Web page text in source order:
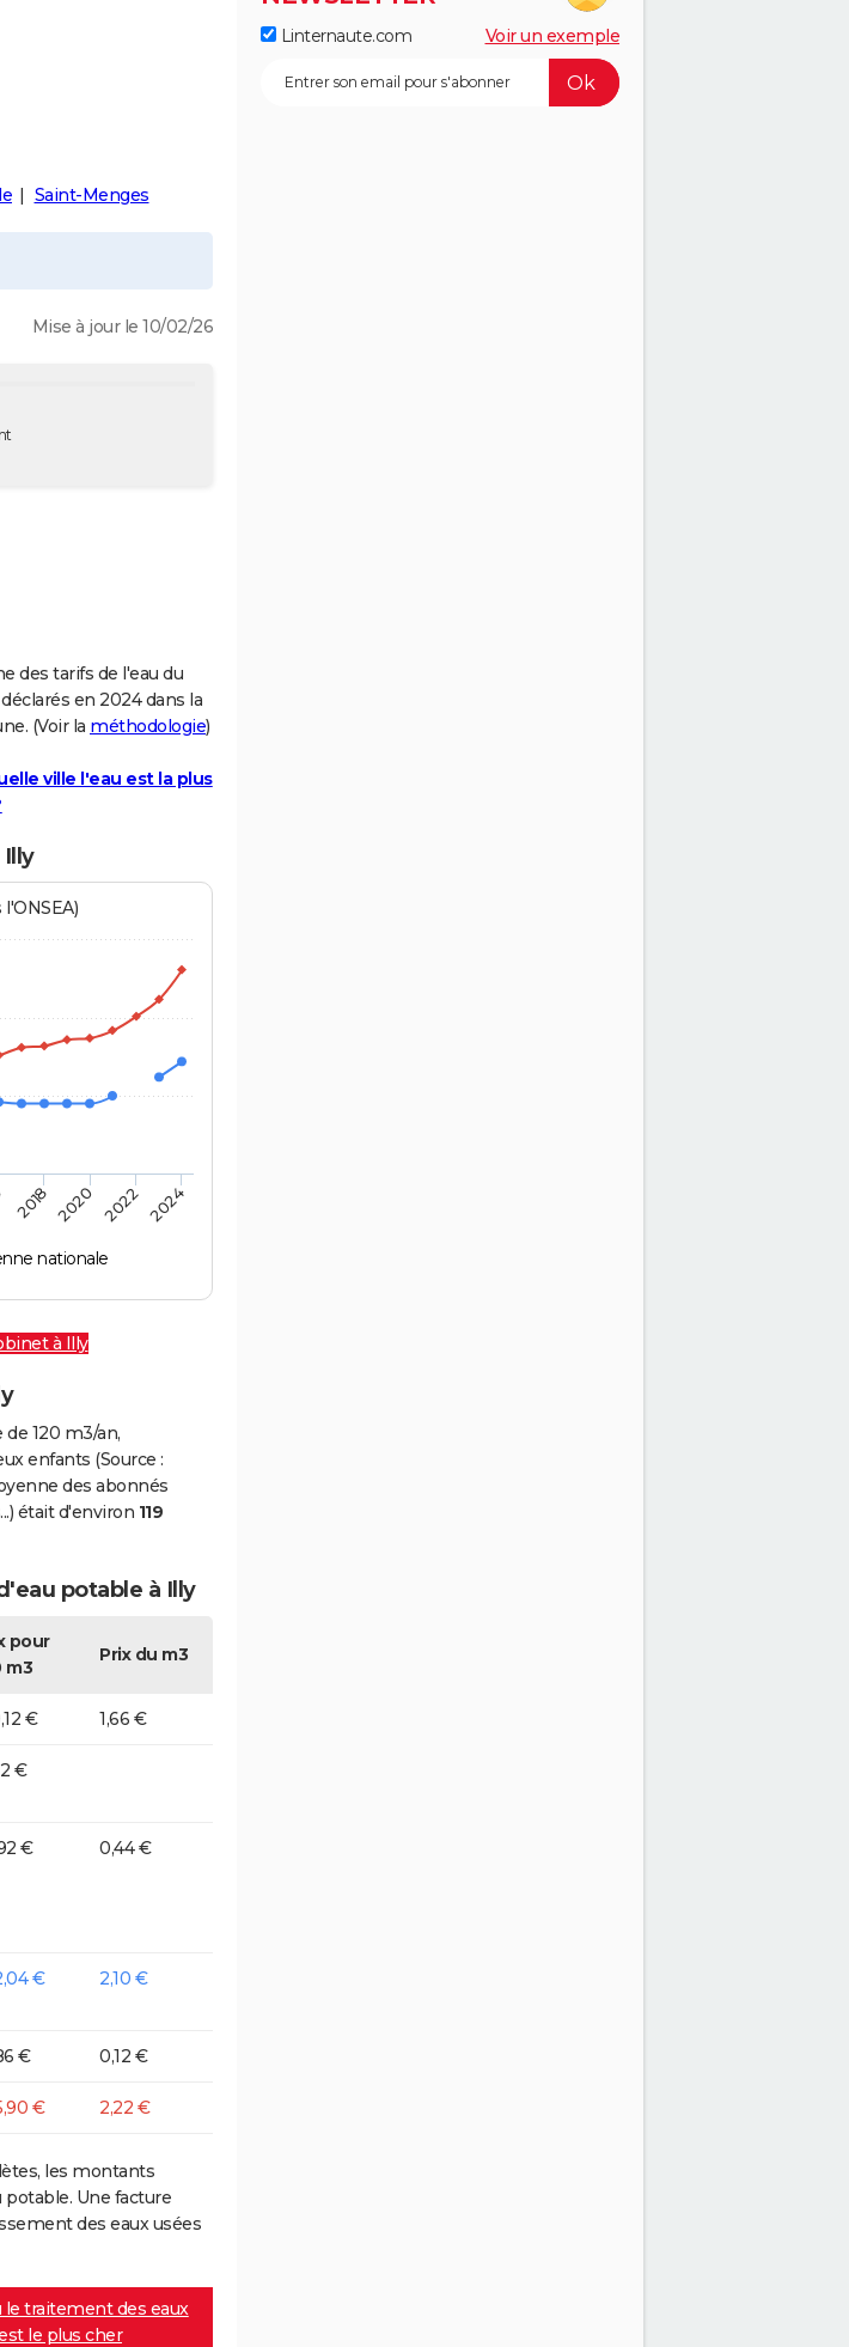
Saint-Menges
Mise à jour le 10/02/26
des tarifs de l'eau du
en 2024 dans la
(Voir la méthodologie)
ville l'eau est la plus
Illy
nationale
2018 2020 2022 2024
à Illy
120 m3/an,
enfants (Source :
des abonnés
était d'environ 119
potable à Illy
pour
m3
Prix du m3
€ 1,66 €
€
€ 0,44 €
€ 2,10 €
€ 0,12 €
€ 2,22 €
les montants
Une facture
des eaux usées
le traitement des eaux
le plus cher
Linternaute.com Voir un exemple